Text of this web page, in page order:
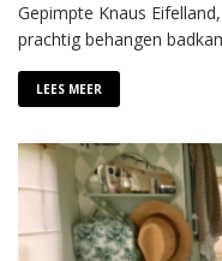
Gepimpte Knaus
prachtig behangen
LEES MEER